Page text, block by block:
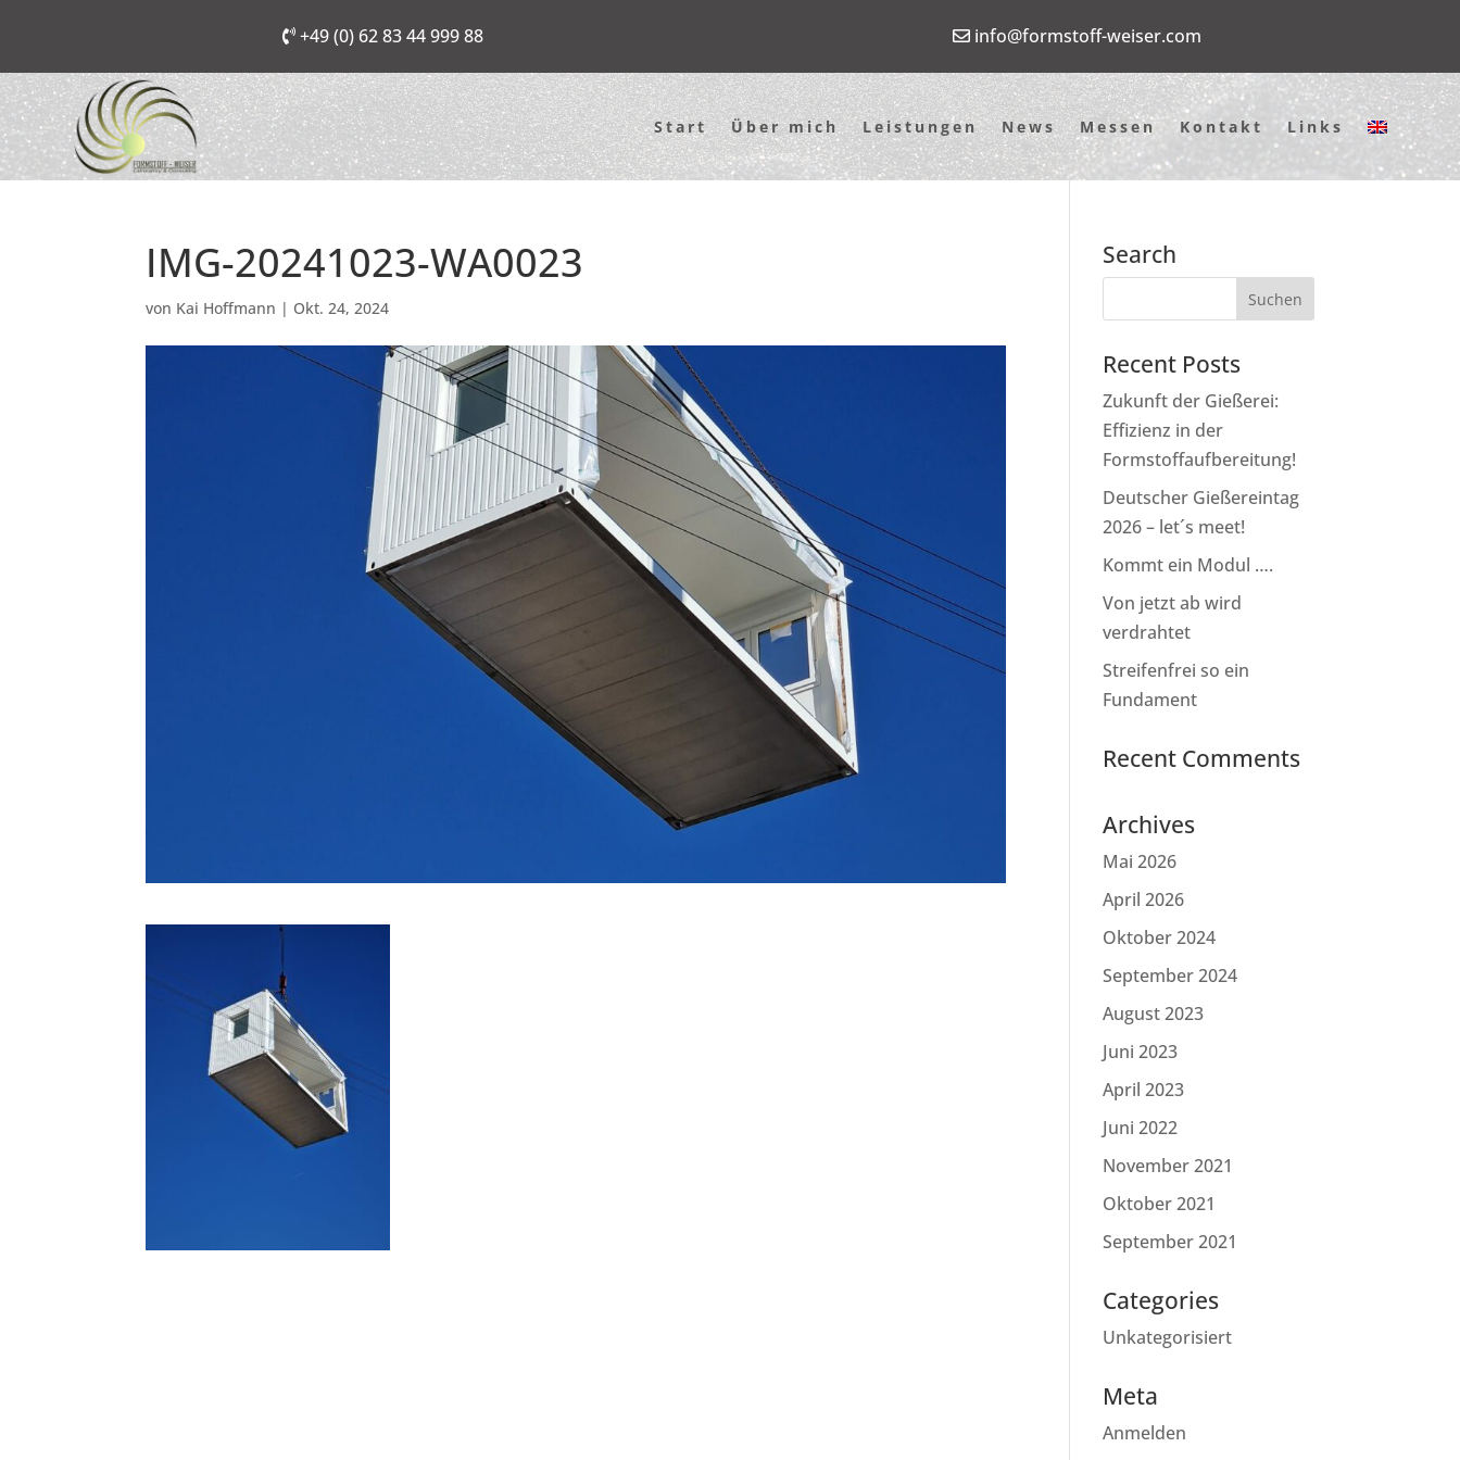
+49 (0) 62 83 44 999 88 info@formstoff-weiser.com
Start Über mich Leistungen News Messen Kontakt Links
IMG-20241023-WA0023
von Kai Hoffmann | Okt. 24, 2024
Search
Recent Posts
Zukunft der Gießerei:
Effizienz in der
Formstoffaufbereitung!
Deutscher Gießereintag
2026 – let´s meet!
Kommt ein Modul ….
Von jetzt ab wird
verdrahtet
Streifenfrei so ein
Fundament
Recent Comments
Archives
Mai 2026
April 2026
Oktober 2024
September 2024
August 2023
Juni 2023
April 2023
Juni 2022
November 2021
Oktober 2021
September 2021
Categories
Unkategorisiert
Meta
Anmelden